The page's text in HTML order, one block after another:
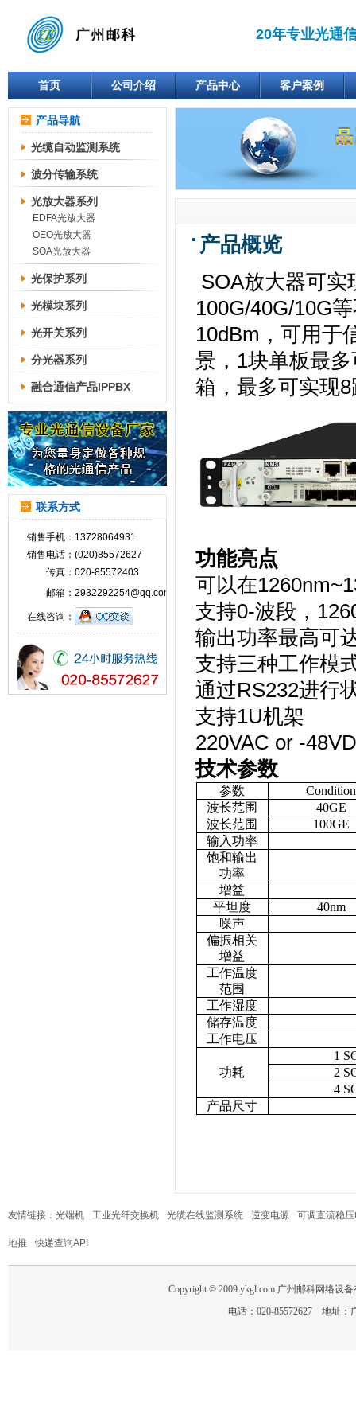
20年专业光通
首页 公司介绍 产品中心 客户案例
产品导航
光缆自动监测系统
波分传输系统
光放大器系列
EDFA光放大器
OEO光放大器
SOA光放大器
光保护系列
光模块系列
光开关系列
分光器系列
融合通信产品IPPBX
联系方式
销售手机： 13728064931
销售电话： (020)85572627
传真： 020-85572403
邮箱： 2932292254@qq.com
在线咨询：
产品概览
SOA放大器可实
100G/40G/10G
10dBm，可用于
景，1块单板最
箱，最多可实现
功能亮点
可以在
支持0-波段，
输出功率最高可
支持三种工作模
通过RS232进行
支持1U机架
220VAC or -
技术参数
参数
Condition
波长范围
40GE
波长范围
100GE
输入功率
饱和输出
功率
增益
平坦度
40nm
噪声
偏振相关
增益
工作温度
范围
工作湿度
储存温度
工作电压
功耗
1
2
4
产品尺寸
友情链接： 光端机 工业光纤交换机 光缆在线监测系统 逆变电源 可调直流稳
地推 快递查询API
Copyright © 2009 ykgl.com 广州邮科网络设
电话：020-85572627 地址